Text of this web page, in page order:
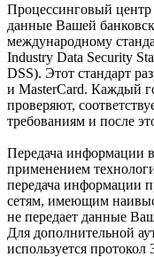
Процессинговый центр
данные Вашей
международному
Industry Data Security
DSS). Этот стандарт
и MasterCard. Каждый
проверяют,
требованиям и после
Передача информации
применением
передача информации
сетям, имеющим
не передает данные
Для дополнительной
используется протокол